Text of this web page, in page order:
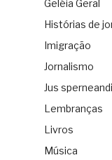
Geléia Geral
Histórias de
Imigração
Jornalismo
Jus sperneandi
Lembranças
Livros
Música